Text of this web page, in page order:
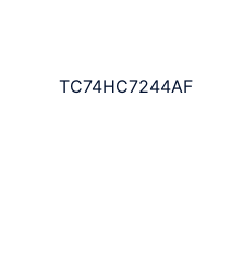
TC74HC7244AF